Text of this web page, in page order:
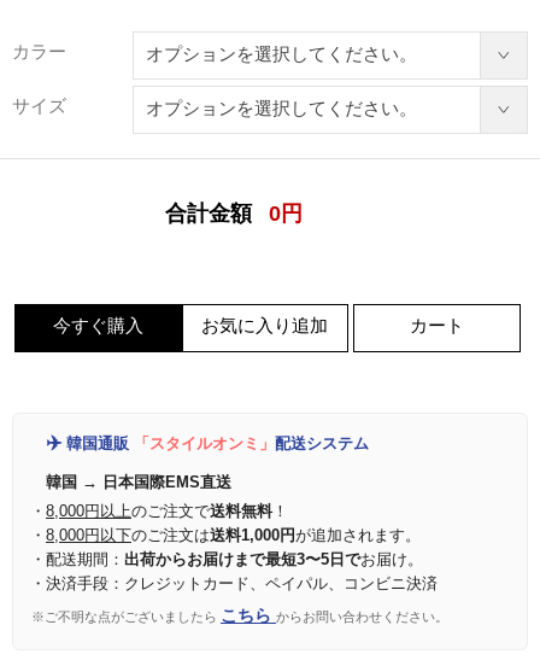
カラー
サイズ
合計金額 0 円
今すぐ購入 お気に入り追加 カート
✈️ 韓国通販 「スタイルオンミ」 配送システム
韓国 → 日本国際EMS直送
・ 8,000円以上のご注文で送料無料！
・ 8,000円以下のご注文は送料1,000円が追加されます。
・配送期間： 出荷からお届けまで最短3〜5日でお届け。
・決済手段：クレジットカード、ペイパル、コンビニ決済
※ご不明な点がございましたら こちら からお問い合わせください。